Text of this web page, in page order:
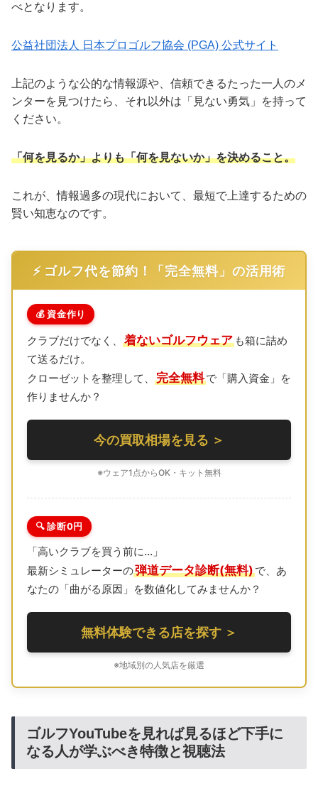
べとなります。
公益社団法人 日本プロゴルフ協会 (PGA) 公式サイト
上記のような公的な情報源や、信頼できるたった一人のメ
ンターを見つけたら、それ以外は「見ない勇気」を持って
ください。
「何を見るか」よりも「何を見ないか」を決めること。
これが、情報過多の現代において、最短で上達するための
賢い知恵なのです。
⚡️ ゴルフ代を節約！「完全無料」の活用術
💰 資金作り
クラブだけでなく、 着ないゴルフウェア も箱に詰め
て送るだけ。
クローゼットを整理して、
完全無料で「購入資金」を
作りませんか？
今の買取相場を見る ＞
※ウェア1点からOK・キット無料
🔍 診断0円
「高いクラブを買う前に…」
最新シミュレーターの弾道データ診断(無料)で、あ
なたの「曲がる原因」を数値化してみませんか？
無料体験できる店を探す ＞
※地域別の人気店を厳選
ゴルフYouTubeを見れば見るほど下手に
なる人が学ぶべき特徴と視聴法